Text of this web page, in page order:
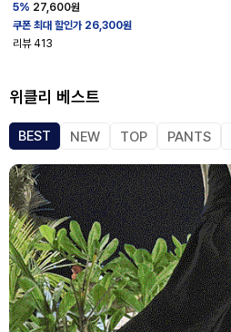
5% 27,600원
쿠폰 최대 할인가 26,300원
리뷰 413
위클리 베스트
BEST NEW TOP PANTS